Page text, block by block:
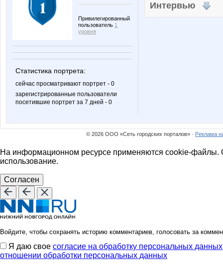
Привилегированный
пользователь 1
уровня
Статистика портрета:
сейчас просматривают портрет - 0
зарегистрированные пользователи
посетившие портрет за 7 дней - 0
Интервью
© 2026 ООО «Сеть городских порталов» · Реклама
На информационном ресурсе применяются cookie-файлы.
использование.
Согласен
Войдите, чтобы сохранять историю комментариев, голосовать за
Я даю свое согласие на обработку персональных данных
отношении обработки персональных данных